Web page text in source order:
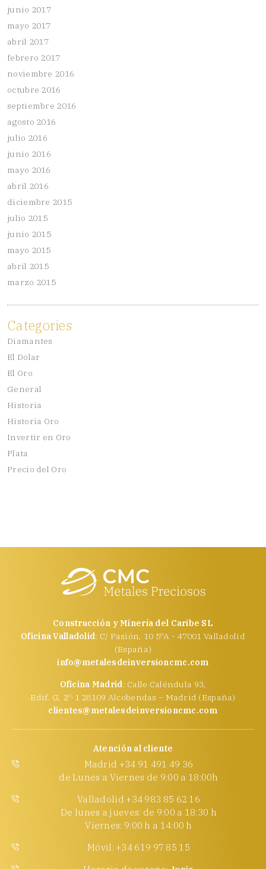
junio 2017
mayo 2017
abril 2017
febrero 2017
noviembre 2016
octubre 2016
septiembre 2016
agosto 2016
julio 2016
junio 2016
mayo 2016
abril 2016
diciembre 2015
julio 2015
junio 2015
mayo 2015
abril 2015
marzo 2015
Categories
Diamantes
El Dolar
El Oro
General
Historia
Historia Oro
Invertir en Oro
Plata
Precio del Oro
Construcción y Minería del Caribe SL
Oficina Valladolid: C/ Pasión, 10 5ºA - 47001 Valladolid
(España)
info@metalesdeinversioncmc.com
Oficina Madrid: Calle Caléndula 93,
Edif. G, 2º-1 28109 Alcobendas – Madrid (España)
clientes@metalesdeinversioncmc.com
Atención al cliente
Madrid +34 91 491 49 36
de Lunes a Viernes de 9:00 a 18:00h
Valladolid +34 983 85 62 16
De lunes a jueves: de 9:00 a 18:30 h
Viernes: 9:00 h a 14:00 h
Móvil: +34 619 97 85 15